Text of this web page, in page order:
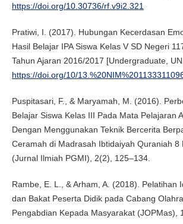
https://doi.org/10.30736/rf.v9i2.321
Pratiwi, I. (2017). Hubungan Kecerdasan
Hasil Belajar IPA Siswa Kelas V SD Negeri
Tahun Ajaran 2016/2017 [Undergraduate,
https://doi.org/10/
Puspitasari, F., & Maryamah, M. (2016).
Belajar Siswa Kelas III Pada Mata Pelajaran
Dengan Menggunakan Teknik Bercerita
Ceramah di Madrasah Ibtidaiyah Quraniah 8
(Jurnal Ilmiah PGMI), 2(2), 125–134.
Rambe, E. L., & Arham, A. (2018). Pelatihan
dan Bakat Peserta Didik pada Cabang
Pengabdian Kepada Masyarakat (JOPMas),